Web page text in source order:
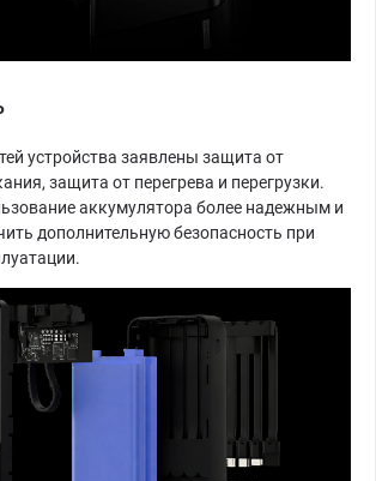
устройства заявлены защита от
защита от перегрева и перегрузки.
аккумулятора более надежным и
дополнительную безопасность при